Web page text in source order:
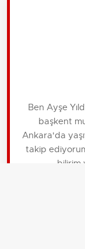
Ben Ayşe
başkent
Ankara'da
takip
bilirim